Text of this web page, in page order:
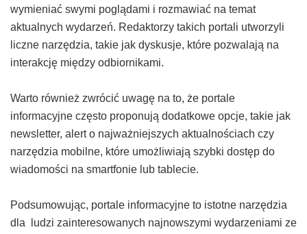
wymieniać swymi poglądami i rozmawiać na temat
aktualnych wydarzeń. Redaktorzy takich portali utworzyli
liczne narzędzia, takie jak dyskusje, które pozwalają na
interakcję między odbiornikami.
Warto również zwrócić uwagę na to, że portale
informacyjne często proponują dodatkowe opcje, takie jak
newsletter, alert o najważniejszych aktualnościach czy
narzędzia mobilne, które umożliwiają szybki dostęp do
wiadomości na smartfonie lub tablecie.
Podsumowując, portale informacyjne to istotne narzędzia
dla ludzi zainteresowanych najnowszymi wydarzeniami ze